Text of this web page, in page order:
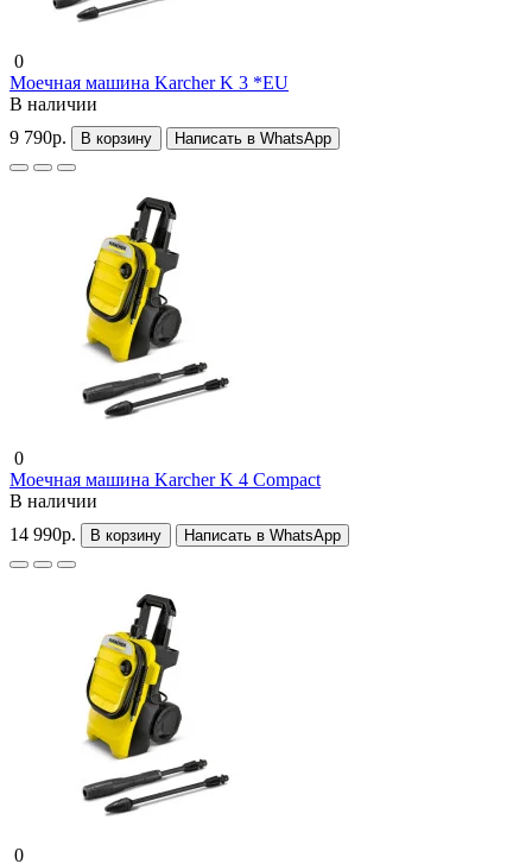
0
Моечная машина Karcher K 3 *EU
В наличии
9 790р.
В корзину Написать в WhatsApp
0
Моечная машина Karcher K 4 Compact
В наличии
14 990р.
В корзину Написать в WhatsApp
0